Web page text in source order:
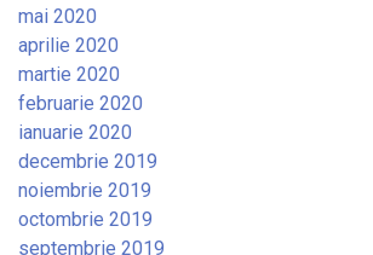
mai 2020
aprilie 2020
martie 2020
februarie 2020
ianuarie 2020
decembrie 2019
noiembrie 2019
octombrie 2019
septembrie 2019